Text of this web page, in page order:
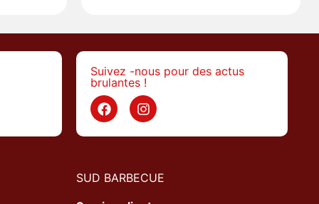
Suivez -nous pour des actus
brulantes !
SUD BARBECUE